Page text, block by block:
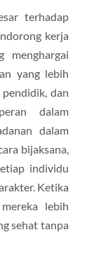
terhadap
kerja
menghargai
yang lebih
dan
dalam
dalam
bijaksana,
individu
Ketika
lebih
sehat tanpa